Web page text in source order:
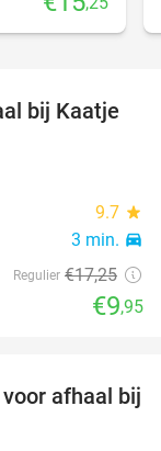
42%
bij Kaatje
9.7 star
3 min. directions_car
Regulier €17,25
€9,95
43%
afhaal bij